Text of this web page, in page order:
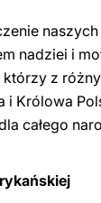
nadziei i
z
i Królowa
całego